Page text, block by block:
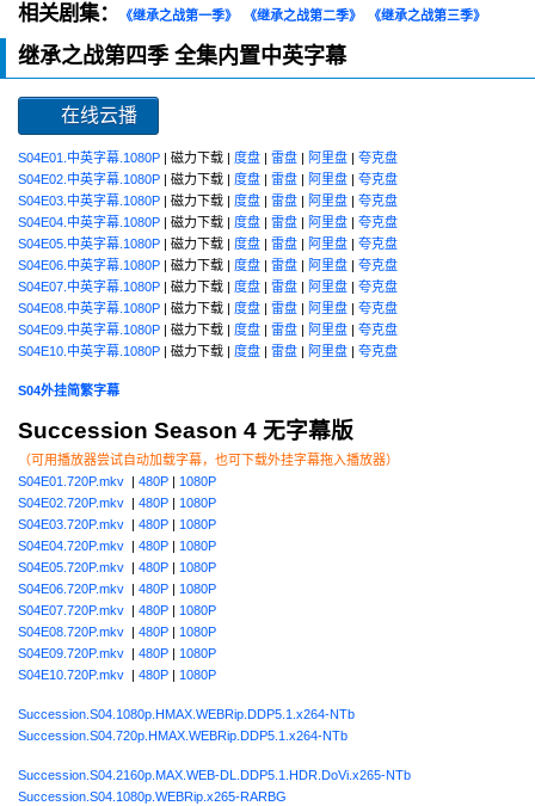
相关剧集： 《继承之战第一季》 《继承之战第二季》 《继承之战第三季》
继承之战第四季 全集内置中英字幕
在线云播
S04E01.中英字幕.1080P | 磁力下载 | 度盘 雷盘 阿里盘
夸克盘
S04E02.中英字幕.1080P | 磁力下载 | 度盘 雷盘 阿里盘
夸克盘
S04E03.中英字幕.1080P | 磁力下载 | 度盘 雷盘 阿里盘
夸克盘
S04E04.中英字幕.1080P | 磁力下载 | 度盘 雷盘 阿里盘
夸克盘
S04E05.中英字幕.1080P | 磁力下载 | 度盘 雷盘 阿里盘
夸克盘
S04E06.中英字幕.1080P | 磁力下载 | 度盘 雷盘 阿里盘
夸克盘
S04E07.中英字幕.1080P | 磁力下载 | 度盘 雷盘 阿里盘
夸克盘
S04E08.中英字幕.1080P | 磁力下载 | 度盘 雷盘 阿里盘
夸克盘
S04E09.中英字幕.1080P | 磁力下载 | 度盘 雷盘 阿里盘
夸克盘
S04E10.中英字幕.1080P | 磁力下载 | 度盘 雷盘 阿里盘 夸克盘
S04外挂简繁字幕
Succession Season 4 无字幕版
（可用播放器尝试自动加载字幕，也可下载外挂字幕拖入播放器）
S04E01.720P.mkv
480P
1080P
S04E02.720P.mkv
480P
1080P
S04E03.720P.mkv
480P
1080P
S04E04.720P.mkv
480P
1080P
S04E05.720P.mkv
480P
1080P
S04E06.720P.mkv
480P
1080P
S04E07.720P.mkv
480P
1080P
S04E08.720P.mkv
480P
1080P
S04E09.720P.mkv
480P
1080P
S04E10.720P.mkv
480P 1080P
Succession.S04.1080p.HMAX.WEBRip.DDP5.1.x264-NTb
Succession.S04.720p.HMAX.WEBRip.DDP5.1.x264-NTb
Succession.S04.2160p.MAX.WEB-DL.DDP5.1.HDR.DoVi.x265-NTb
Succession.S04.1080p.WEBRip.x265-RARBG